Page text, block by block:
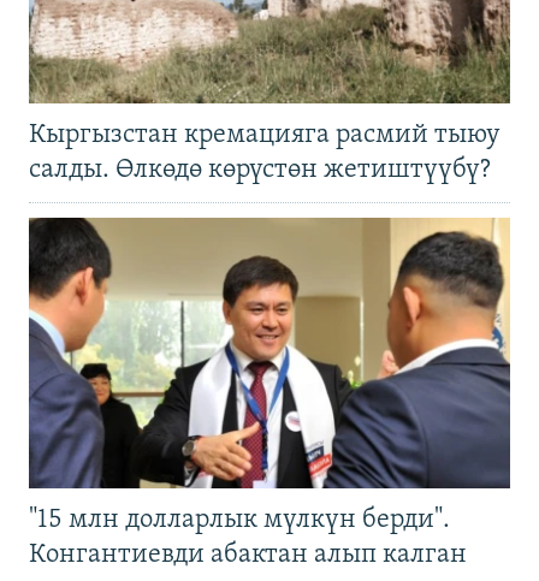
Кыргызстан кремацияга расмий тыюу
салды. Өлкөдө көрүстөн жетиштүүбү?
"15 млн долларлык мүлкүн берди".
Конгантиевди абактан алып калган